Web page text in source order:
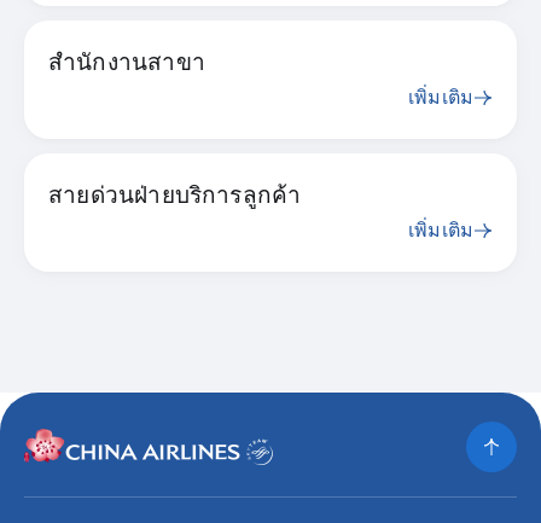
สำนักงานสาขา
เพิ่มเติม
สายด่วนฝ่ายบริการลูกค้า
เพิ่มเติม